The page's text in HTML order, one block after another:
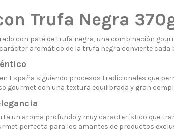
Trufa Negra
con paté de trufa negra, una combinación
aromático de la trufa negra convierte
España siguiendo procesos tradicionales que
gourmet con una textura equilibrada y gran
un aroma profundo y muy característico que
perfecta para los amantes de productos